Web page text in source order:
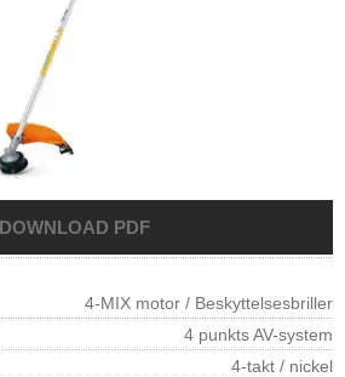
4-MIX motor / Beskyttelsesbriller
4 punkts AV-system
4-takt / nickel